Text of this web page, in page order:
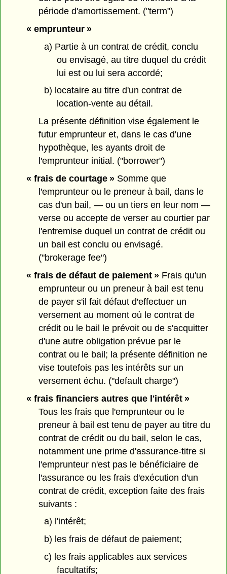
période d'amortissement. ("term")
« emprunteur »
a) Partie à un contrat de crédit, conclu
ou envisagé, au titre duquel du crédit
lui est ou lui sera accordé;
b) locataire au titre d'un contrat de
location-vente au détail.
La présente définition vise également le
futur emprunteur et, dans le cas d'une
hypothèque, les ayants droit de
l'emprunteur initial. ("borrower")
« frais de courtage »Somme que
l'emprunteur ou le preneur à bail, dans le
cas d'un bail, — ou un tiers en leur nom —
verse ou accepte de verser au courtier par
l'entremise duquel un contrat de crédit ou
un bail est conclu ou envisagé.
("brokerage fee")
« frais de défaut de paiement »Frais qu'un
emprunteur ou un preneur à bail est tenu
de payer s'il fait défaut d'effectuer un
versement au moment où le contrat de
crédit ou le bail le prévoit ou de s'acquitter
d'une autre obligation prévue par le
contrat ou le bail; la présente définition ne
vise toutefois pas les intérêts sur un
versement échu. ("default charge")
« frais financiers autres que l'intérêt »
Tous les frais que l'emprunteur ou le
preneur à bail est tenu de payer au titre du
contrat de crédit ou du bail, selon le cas,
notamment une prime d'assurance-titre si
l'emprunteur n'est pas le bénéficiaire de
l'assurance ou les frais d'exécution d'un
contrat de crédit, exception faite des frais
suivants :
a) l'intérêt;
b) les frais de défaut de paiement;
c) les frais applicables aux services
facultatifs;